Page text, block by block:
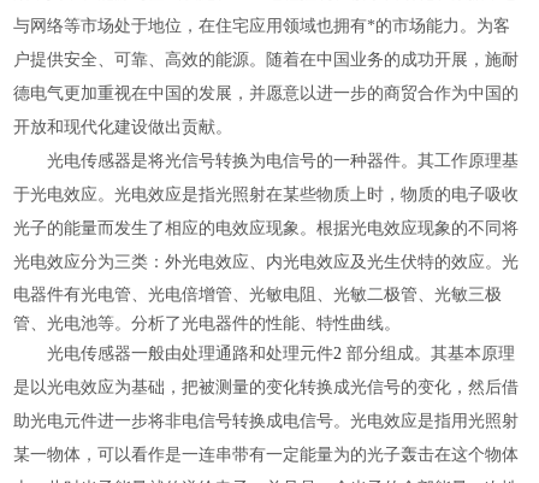
与网络等市场处于地位，在住宅应用领域也拥有*的市场能力。为客
户提供安全、可靠、高效的能源。随着在中国业务的成功开展，施耐
德电气更加重视在中国的发展，并愿意以进一步的商贸合作为中国的
开放和现代化建设做出贡献。
光电传感器是将光信号转换为电信号的一种器件。其工作原理基
于光电效应。光电效应是指光照射在某些物质上时，物质的电子吸收
光子的能量而发生了相应的电效应现象。根据光电效应现象的不同将
光电效应分为三类：外光电效应、内光电效应及光生伏特的效应。光
电器件有光电管、光电倍增管、光敏电阻、光敏二极管、光敏三极
管、光电池等。分析了光电器件的性能、特性曲线。
光电传感器一般由处理通路和处理元件2部分组成。其基本原理
是以光电效应为基础，把被测量的变化转换成光信号的变化，然后借
助光电元件进一步将非电信号转换成电信号。光电效应是指用光照射
某一物体，可以看作是一连串带有一定能量为的光子轰击在这个物体